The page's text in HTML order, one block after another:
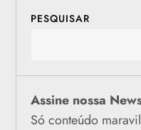
PESQUISAR
Assine nossa
Só conteúdo